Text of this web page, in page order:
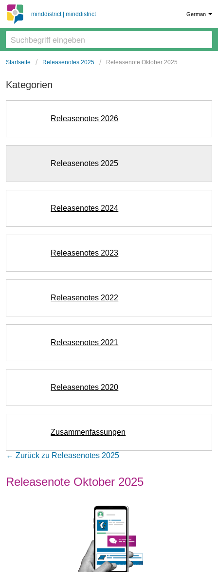
minddistrict | minddistrict German
Startseite Releasenotes 2025 Releasenote Oktober 2025
Kategorien
Releasenotes 2026
Releasenotes 2025
Releasenotes 2024
Releasenotes 2023
Releasenotes 2022
Releasenotes 2021
Releasenotes 2020
Zusammenfassungen
← Zurück zu Releasenotes 2025
Releasenote Oktober 2025